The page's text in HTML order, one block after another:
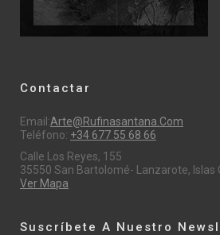
Contactar
Email:Arte@rufinasantana.com
Teléfono: +34 677 55 68 66
Calle Los Reyes, 155
35550 San Bartolomé- Lanzarote, Islas
Ver Mapa
Suscríbete A Nuestro